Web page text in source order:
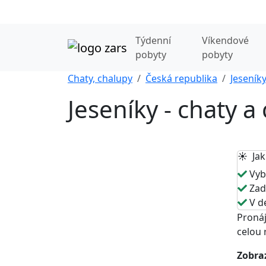
Týdenní
pobyty
Víkendové
pobyty
Chaty, chalupy
Česká republika Jeseníky
Jeseníky - chaty
☀️ Jak
V
celou